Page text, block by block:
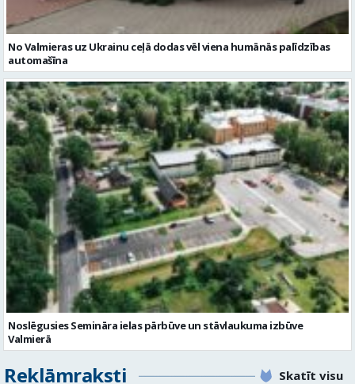
No Valmieras uz Ukrainu ceļā dodas vēl viena humānās palīdzības
automašīna
Noslēgusies Semināra ielas pārbūve un stāvlaukuma izbūve
Valmierā
Reklāmraksti Skatīt visu